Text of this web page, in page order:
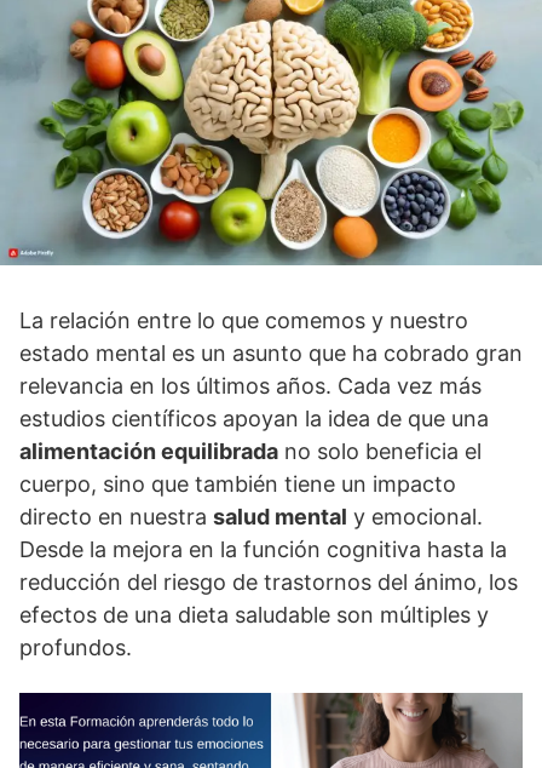
La relación entre lo que comemos y nuestro
estado mental es un asunto que ha cobrado gran
relevancia en los últimos años. Cada vez más
estudios cientí­ficos apoyan la idea de que una
alimentación equilibrada no solo beneficia el
cuerpo, sino que también tiene un impacto
directo en nuestra salud mental y emocional.
Desde la mejora en la función cognitiva hasta la
reducción del riesgo de trastornos del ánimo, los
efectos de una dieta saludable son múltiples y
profundos.